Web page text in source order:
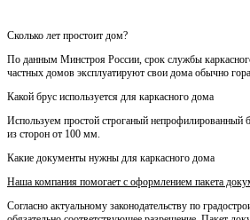
Сколько лет простоит дом?
По данным Минстроя России, срок службы
частных домов эксплуатируют свои дома обычно
Какой брус используется для каркасного дома
Используем простой строганый
из сторон от 100 мм.
Какие документы нужны для каркасного дома
Наша компания помогает с оформлением пакета
Согласно актуальному законодательству по